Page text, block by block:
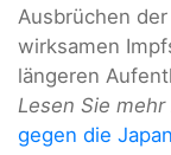
Ausbrüchen
wirksamen
längeren
Lesen Sie
gegen die